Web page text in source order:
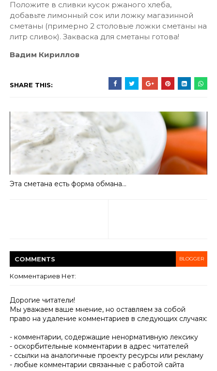
Положите в сливки кусок ржаного хлеба,
добавьте лимонный сок или ложку магазинной
сметаны (примерно 2 столовые ложки сметаны на
литр сливок). Закваска для сметаны готова!
Вадим Кириллов
SHARE THIS:
Эта сметана есть форма обмана…
COMMENTS BLOGGER
Комментариев Нет:
Дорогие читатели!
Мы уважаем ваше мнение, но оставляем за собой
право на удаление комментариев в следующих случаях:
- комментарии, содержащие ненормативную лексику
- оскорбительные комментарии в адрес читателей
- ссылки на аналогичные проекту ресурсы или рекламу
- любые комментарии связанные с работой сайта